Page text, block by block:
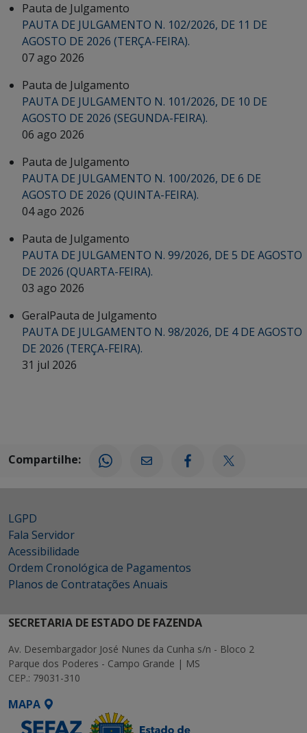
Pauta de Julgamento
PAUTA DE JULGAMENTO N. 102/2026, DE 11 DE
AGOSTO DE 2026 (TERÇA-FEIRA).
07 ago 2026
Pauta de Julgamento
PAUTA DE JULGAMENTO N. 101/2026, DE 10 DE
AGOSTO DE 2026 (SEGUNDA-FEIRA).
06 ago 2026
Pauta de Julgamento
PAUTA DE JULGAMENTO N. 100/2026, DE 6 DE
AGOSTO DE 2026 (QUINTA-FEIRA).
04 ago 2026
Pauta de Julgamento
PAUTA DE JULGAMENTO N. 99/2026, DE 5 DE AGOSTO
DE 2026 (QUARTA-FEIRA).
03 ago 2026
GeralPauta de Julgamento
PAUTA DE JULGAMENTO N. 98/2026, DE 4 DE AGOSTO
DE 2026 (TERÇA-FEIRA).
31 jul 2026
Compartilhe:
LGPD
Fala Servidor
Acessibilidade
Ordem Cronológica de Pagamentos
Planos de Contratações Anuais
SECRETARIA DE ESTADO DE FAZENDA
Av. Desembargador José Nunes da Cunha s/n - Bloco 2
Parque dos Poderes - Campo Grande | MS
CEP.: 79031-310
MAPA